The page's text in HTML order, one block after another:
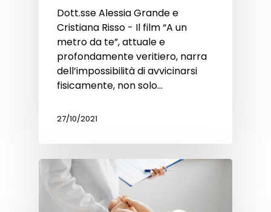
Dott.sse Alessia Grande e
Cristiana Risso - Il film “A un
metro da te”, attuale e
profondamente veritiero, narra
dell’impossibilità di avvicinarsi
fisicamente, non solo…
27/10/2021